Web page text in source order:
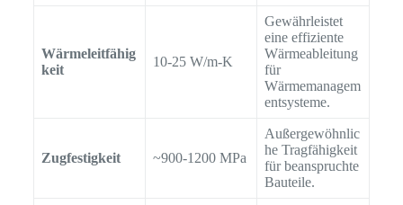
Wärmeleitfähig
keit
10-25 W/m-K
Gewährleistet
eine effiziente
Wärmeableitung
für
Wärmemanagem
entsysteme.
Zugfestigkeit ~900-1200 MPa
Außergewöhnlic
he Tragfähigkeit
für beanspruchte
Bauteile.